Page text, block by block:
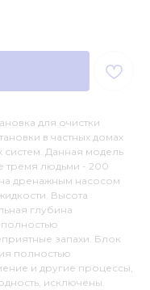
для очистки
в частных домах
Данная модель
тремя людьми - 200
дренажным насосом
Высота
глубина
запахи. Блок
полностью
и другие процессы,
исключены.